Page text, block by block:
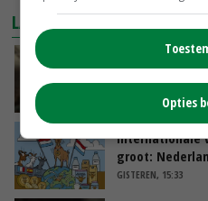
LAATSTE NIEUWS
zorgen voor
GISTEREN, 16:01
Internationale
groot:
GISTEREN, 15:33
Opties